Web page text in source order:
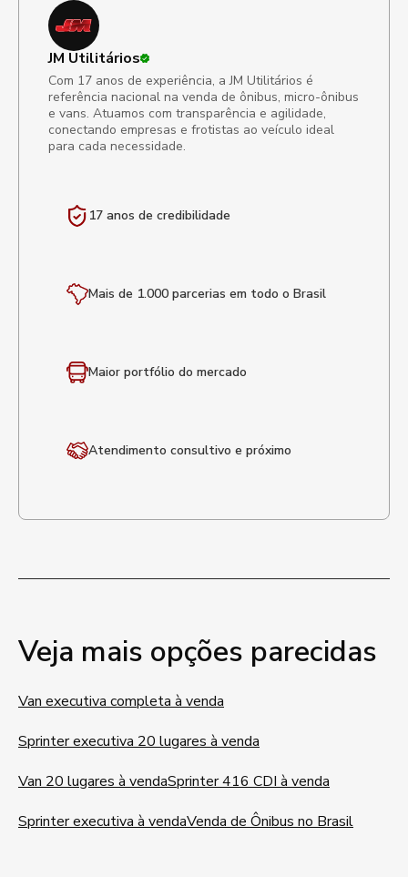
JM Utilitários
Com 17 anos de experiência, a JM Utilitários é
referência nacional na venda de ônibus, micro-ônibus
e vans. Atuamos com transparência e agilidade,
conectando empresas e frotistas ao veículo ideal
para cada necessidade.
17 anos de credibilidade
Mais de 1.000 parcerias em todo o Brasil
Maior portfólio do mercado
Atendimento consultivo e próximo
Veja mais opções parecidas
Van executiva completa à venda
Sprinter executiva 20 lugares à venda
Van 20 lugares à vendaSprinter 416 CDI à venda
Sprinter executiva à vendaVenda de Ônibus no Brasil